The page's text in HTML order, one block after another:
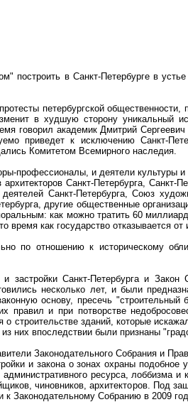
построить в Санкт-Петербурге в
петербургской
в худшую сторону уникальный
говорил академик Дмитрий
приведет к исключению Санкт-
Комитетом Всемирного наследия.
профессионалы, и деятели культуры
Санкт-Петербурга, Санкт-
Санкт-Петербурга, Союз
другие общественные
как можно тратить 60
время как государство отказывается
по отношению к историческому
Санкт-Петербурга и Закон
несколько лет, и были
основу, пресечь "строительный
правил и при потворстве
строительстве зданий, которые
них впоследствии были признаны
Законодательного Собрания и
и закона о зонах охраны
ресурса, лоббизма и
чиновников, архитекторов. Под
Законодательному Собранию в 2009